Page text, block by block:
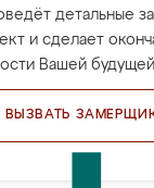
детальные
и сделает
Вашей
ВЫЗВАТЬ